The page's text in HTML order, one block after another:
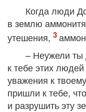
Когда люди
в землю
утешения,
– Неужели ты
к тебе этих
уважения к
пришли к тебе,
и разрушить эту